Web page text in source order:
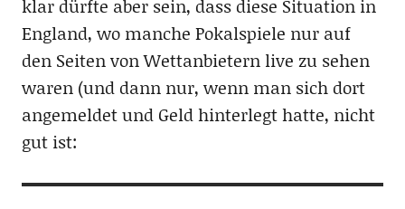
klar dürfte aber sein, dass diese Situation in
England, wo manche Pokalspiele nur auf
den Seiten von Wettanbietern live zu sehen
waren (und dann nur, wenn man sich dort
angemeldet und Geld hinterlegt hatte, nicht
gut ist: